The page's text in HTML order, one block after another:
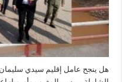
هل ينجح عامل إقليم سيدي